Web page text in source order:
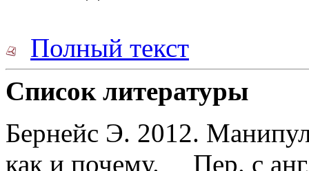
Полный текст
Список литературы
Бернейс Э. 2012.
как и почему. Пер. с